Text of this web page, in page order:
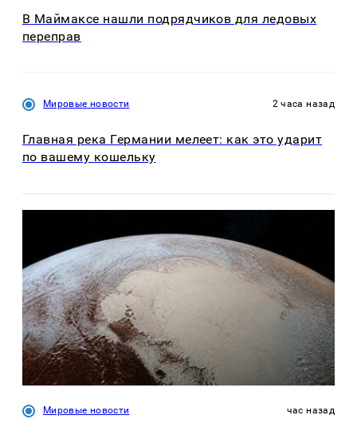
В Маймаксе нашли подрядчиков для ледовых
переправ
Мировые новости 2 часа назад
Главная река Германии мелеет: как это ударит
по вашему кошельку
Мировые новости час назад